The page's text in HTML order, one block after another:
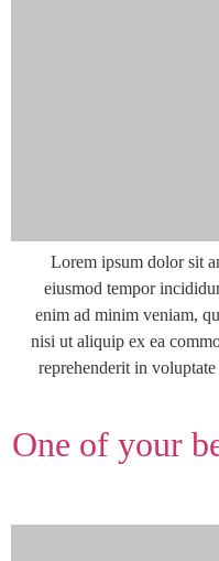
Lorem ipsum dolor sit
eiusmod tempor
enim ad minim veniam,
nisi ut aliquip ex ea
reprehenderit in
One of your